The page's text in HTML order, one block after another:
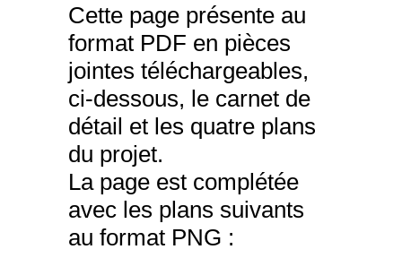
Cette page présente au
format PDF en pièces
jointes téléchargeables,
ci-dessous, le carnet de
détail et les quatre plans
du projet.
La page est complétée
avec les plans suivants
au format PNG :